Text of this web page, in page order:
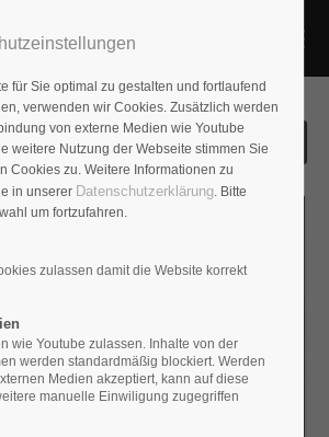
für Sie optimal zu gestalten und fortlaufend
verwenden wir Cookies. Zusätzlich werden
von externe Medien wie Youtube
weitere Nutzung der Webseite stimmen Sie
Cookies zu. Weitere Informationen zu
in unserer Datenschutzerklärung. Bitte
um fortzufahren.
zulassen damit die Website korrekt
wie Youtube zulassen. Inhalte von der
werden standardmäßig blockiert. Werden
Medien akzeptiert, kann auf diese
manuelle Einwiligung zugegriffen